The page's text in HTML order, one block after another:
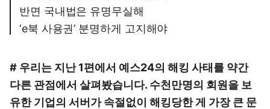
반면 국내법은 유명무실해
‘e북 사용권’ 분명하게 고지해야
# 우리는 지난 1편에서 예스24의 해킹 사태를 약간
다른 관점에서 살펴봤습니다. 수천만명의 회원을 보
유한 기업의 서버가 속절없이 해킹당한 게 가장 큰 문